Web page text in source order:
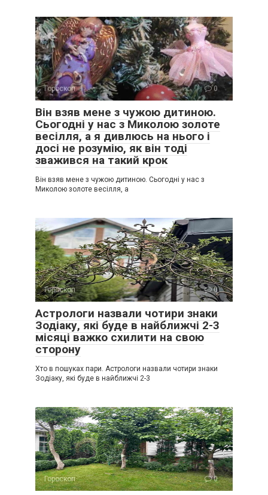
Гороскоп 0
Він взяв мене з чужою дитиною.
Сьогодні у нас з Миколою золоте
весілля, а я дивлюсь на нього і
досі не розумію, як він тоді
зважився на такий крок
Він взяв мене з чужою дитиною. Сьогодні у нас з
Миколою золоте весілля, а
Гороскоп 0
Астрологи назвали чотири знаки
Зодіаку, які буде в найближчі 2-3
місяці важко схилити на свою
сторону
Хто в пошуках пари. Астрологи назвали чотири знаки
Зодіаку, які буде в найближчі 2-3
Гороскоп 0